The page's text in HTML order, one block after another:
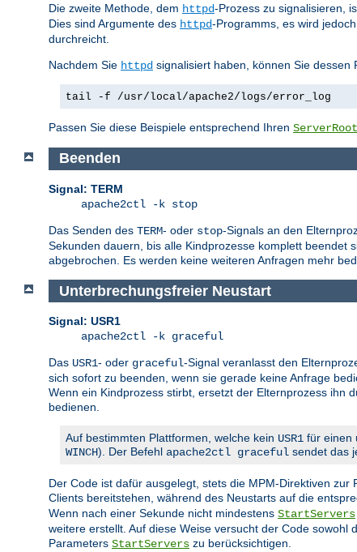
Die zweite Methode, dem httpd-Prozess zu signalisieren,
Dies sind Argumente des httpd-Programms, es wird
durchreicht.
Nachdem Sie httpd signalisiert haben, können Sie
tail -f /usr/local/apache2/logs/error_log
Passen Sie diese Beispiele entsprechend Ihren ServerRoot
Beenden
Signal: TERM
apache2ctl -k stop
Das Senden des TERM- oder stop-Signals an den
Sekunden dauern, bis alle Kindprozesse komplett beendet
abgebrochen. Es werden keine weiteren Anfragen mehr
Unterbrechungsfreier Neustart
Signal: USR1
apache2ctl -k graceful
Das USR1- oder graceful-Signal veranlasst den
sich sofort zu beenden, wenn sie gerade keine Anfrage
Wenn ein Kindprozess stirbt, ersetzt der Elternprozess ihn
bedienen.
Auf bestimmten Plattformen, welche kein USR1 für einen
WINCH). Der Befehl apache2ctl graceful sendet das
Der Code ist dafür ausgelegt, stets die MPM-Direktiven
Clients bereitstehen, während des Neustarts auf die
Wenn nach einer Sekunde nicht mindestens StartServers
weitere erstellt. Auf diese Weise versucht der Code
Parameters StartServers zu berücksichtigen.